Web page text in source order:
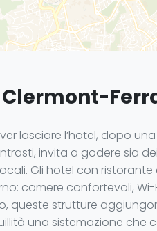
lasciare l’hotel, dopo
invita a godere sia
Gli hotel con
camere confortevoli,
queste strutture
una sistemazione